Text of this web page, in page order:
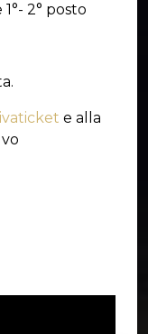
2° posto
e alla